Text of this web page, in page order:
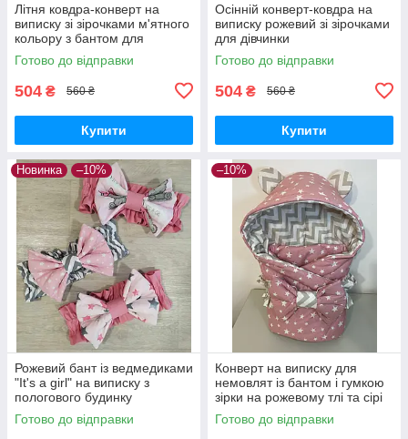
Літня ковдра-конверт на
виписку зі зірочками м'ятного
кольору з бантом для
хлопчиків і дівчаток
Готово до відправки
504 ₴ 560 ₴
Купити
Осінній конверт-ковдра на
виписку рожевий зі зірочками
для дівчинки
Готово до відправки
504 ₴ 560 ₴
Купити
Новинка –10%
Рожевий бант із ведмедиками
"It's a girl" на виписку з
пологового будинку
Готово до відправки
–10%
Конверт на виписку для
немовлят із бантом і гумкою
зірки на рожевому тлі та сірі
зигзаги для дівчинки
Готово до відправки